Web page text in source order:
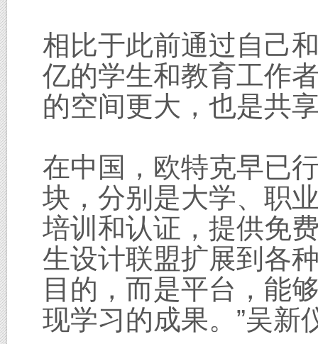
相比于此前通过自己
亿的学生和教育工作
的空间更大，也是共
在中国，欧特克早已
块，分别是大学、职
培训和认证，提供免
生设计联盟扩展到各
目的，而是平台，能
现学习的成果。”吴新